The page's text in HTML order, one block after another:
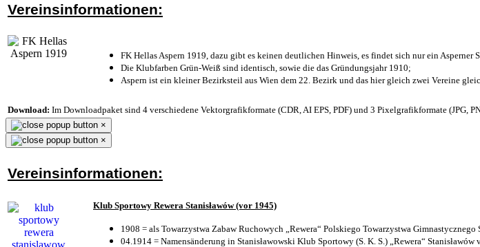
Vereinsinformationen:
FK Hellas Aspern 1919, dazu gibt es keinen deutlichen Hinweis, es findet sich nur ein Asperner
Die Klubfarben Grün-Weiß sind identisch, sowie die das Gründungsjahr 1910;
Aspern ist ein kleiner Bezirksteil aus Wien dem 22. Bezirk und das hier gleich zwei Vereine
Download: Im Downloadpaket sind 4 verschiedene Vektorgrafikformate (CDR, AI EPS, PDF) und 3 Pixelgrafikformate (JPG,
×
×
Vereinsinformationen:
Klub Sportowy Rewera Stanisławów (vor 1945)
1908 = als Towarzystwa Zabaw Ruchowych „Rewera“ Polskiego Towarzystwa
04.1914 = Namensänderung in Stanisławowski Klub Sportowy (S. K. S.) „Rewera“ Stanisławów